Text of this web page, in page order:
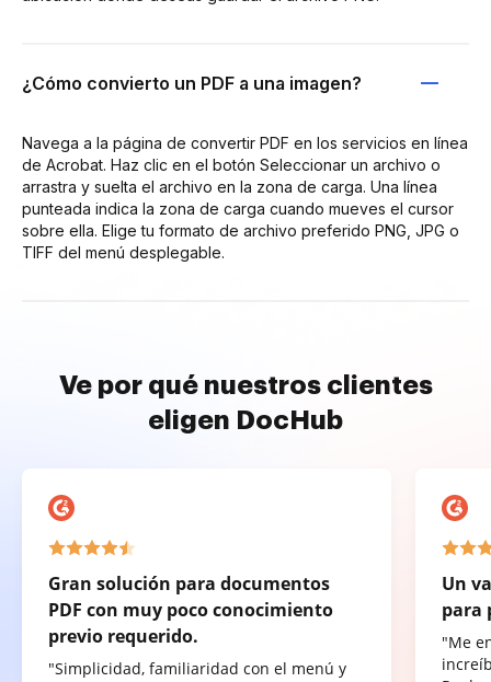
¿Cómo convierto un PDF a una imagen?
Navega a la página de convertir PDF en los servicios en línea
de Acrobat. Haz clic en el botón Seleccionar un archivo o
arrastra y suelta el archivo en la zona de carga. Una línea
punteada indica la zona de carga cuando mueves el cursor
sobre ella. Elige tu formato de archivo preferido PNG, JPG o
TIFF del menú desplegable.
Ve por qué nuestros clientes
eligen DocHub
Gran solución para documentos
PDF con muy poco conocimiento
previo requerido.
"Simplicidad, familiaridad con el menú y
Un
para
"Me